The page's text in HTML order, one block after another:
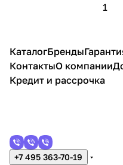
1
КаталогБренды
КонтактыО компании
Кредит и рассрочка
+7 495 363-70-19